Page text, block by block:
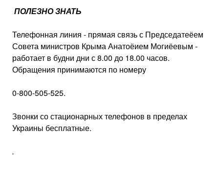
ПОЛЕЗНО ЗНАТЬ
Телефонная линия - прямая связь с Председатеёем
Совета мини­стров Крыма Анатоёием Могиёевым -
работает в будни дни с 8.00 до 18.00 часов.
Обращения принимаются по номеру
0-800-505-525.
Звонки со стационарных телефонов в пределах
Украины бесплатные.
.